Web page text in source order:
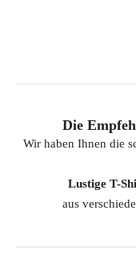
Die
Wir haben Ihnen die
Lustige T-
aus